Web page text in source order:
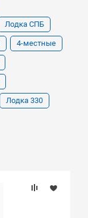
Лодка СПБ
4-местные
Лодка 330